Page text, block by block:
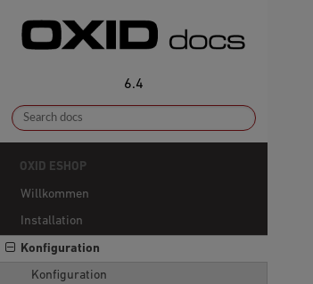
6.4
OXID ESHOP
Willkommen
Installation
Konfiguration
Konfiguration